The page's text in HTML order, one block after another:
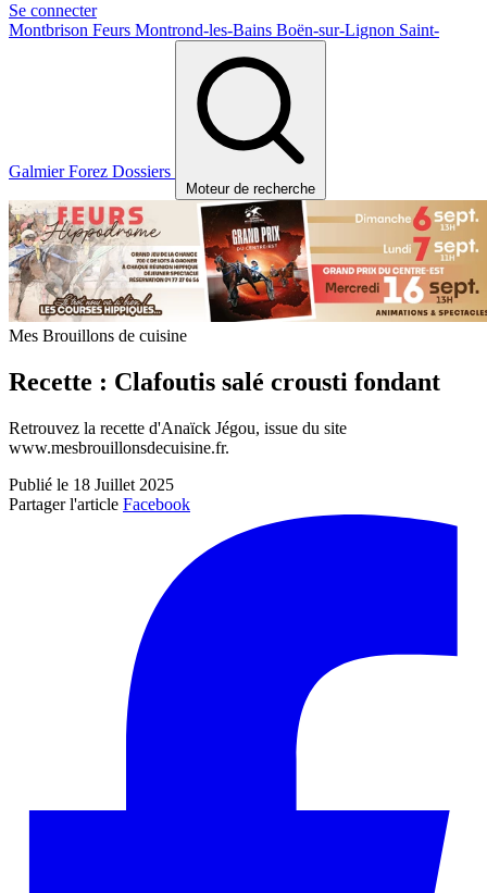
Se connecter
Montbrison Feurs Montrond-les-Bains Boën-sur-Lignon Saint-
GalmierForez Dossiers
Moteur de recherche
Mes Brouillons de cuisine
Recette : Clafoutis salé crousti fondant
Retrouvez la recette d'Anaïck Jégou, issue du site
www.mesbrouillonsdecuisine.fr.
Publié le 18 Juillet 2025
Partager l'article Facebook